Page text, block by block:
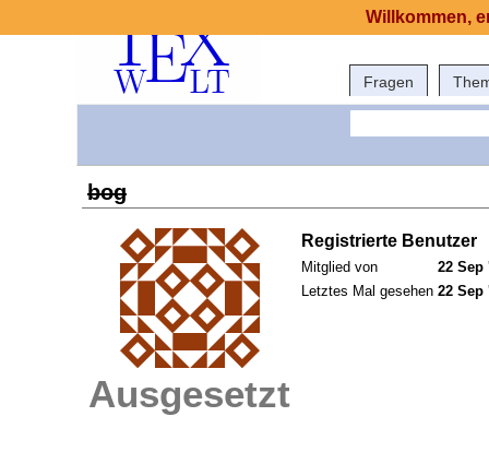
Fragen
bog
Ausgesetzt
Registrierte Benutzer
Mitglied von
22 Sep
Letztes Mal gesehen 22 Sep
Willkommen,